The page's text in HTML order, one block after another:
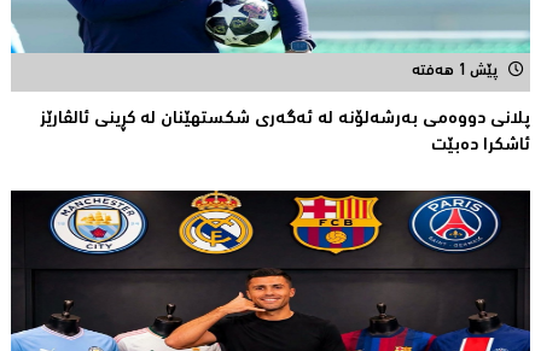
پێش 1 هەفتە
پلانی دووەمی بەرشەلۆنە لە ئەگەری شکستهێنان لە کڕینی ئالڤارێز
ئاشکرا دەبێت